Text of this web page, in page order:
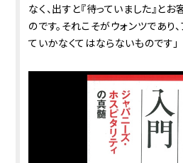
なく、出すと『待っていました』と
のです。それこそがウォンツであり
ていかなくてはならないものです」